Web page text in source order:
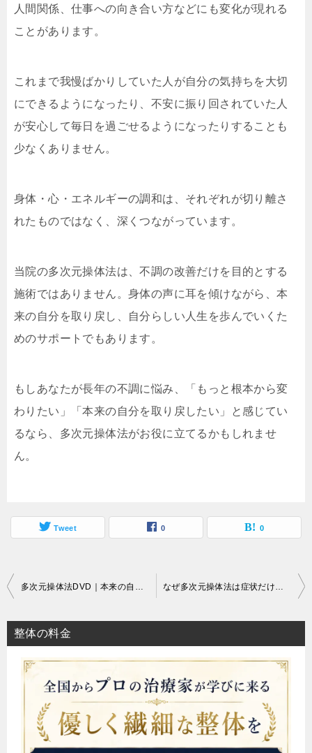
人間関係、仕事への向き合い方などにも変化が現れる
ことがあります。
これまで我慢ばかりしていた人が自分の気持ちを大切
にできるようになったり、不安に振り回されていた人
が安心して毎日を過ごせるようになったりすることも
少なくありません。
身体・心・エネルギーの調和は、それぞれが切り離さ
れたものではなく、深くつながっています。
当院の多次元操体法は、不調の改善だけを目的とする
施術ではありません。身体の声に耳を傾けながら、本
来の自分を取り戻し、自分らしい人生を歩んでいくた
めのサポートでもあります。
もしあなたが長年の不調に悩み、「もっと根本から変
わりたい」「本来の自分を取り戻したい」と感じてい
るなら、多次元操体法がお役に立てるかもしれませ
ん。
Tweet 0 0
投
ナ
ビ
整体の料金